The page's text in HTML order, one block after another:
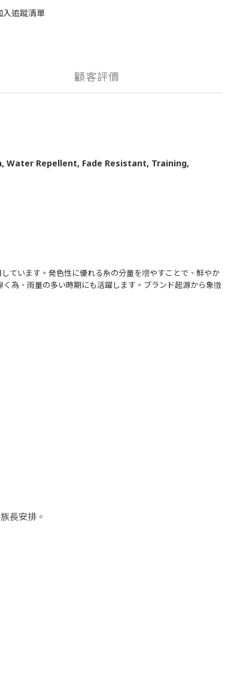
入追蹤清單
顧客評價
Water Repellent, Fade Resistant, Training,
ています。発色性に優れる糸の分量を増やすことで、鮮やか
為、雨量の多い時期にも活躍します。ブランド起源から象徴
長安排。